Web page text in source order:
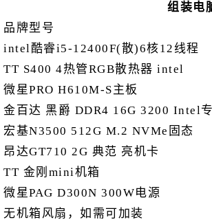
组装电
品牌型号
intel酷睿i5-12400F(散)6核12线程
TT S400 4热管RGB散热器 intel
微星PRO H610M-S主板
金百达 黑爵 DDR4 16G 3200 Intel
宏基N3500 512G M.2 NVMe固态
昂达GT710 2G 典范 亮机卡
TT 金刚mini机箱
微星PAG D300N 300W电源
无机箱风扇，如需可加装